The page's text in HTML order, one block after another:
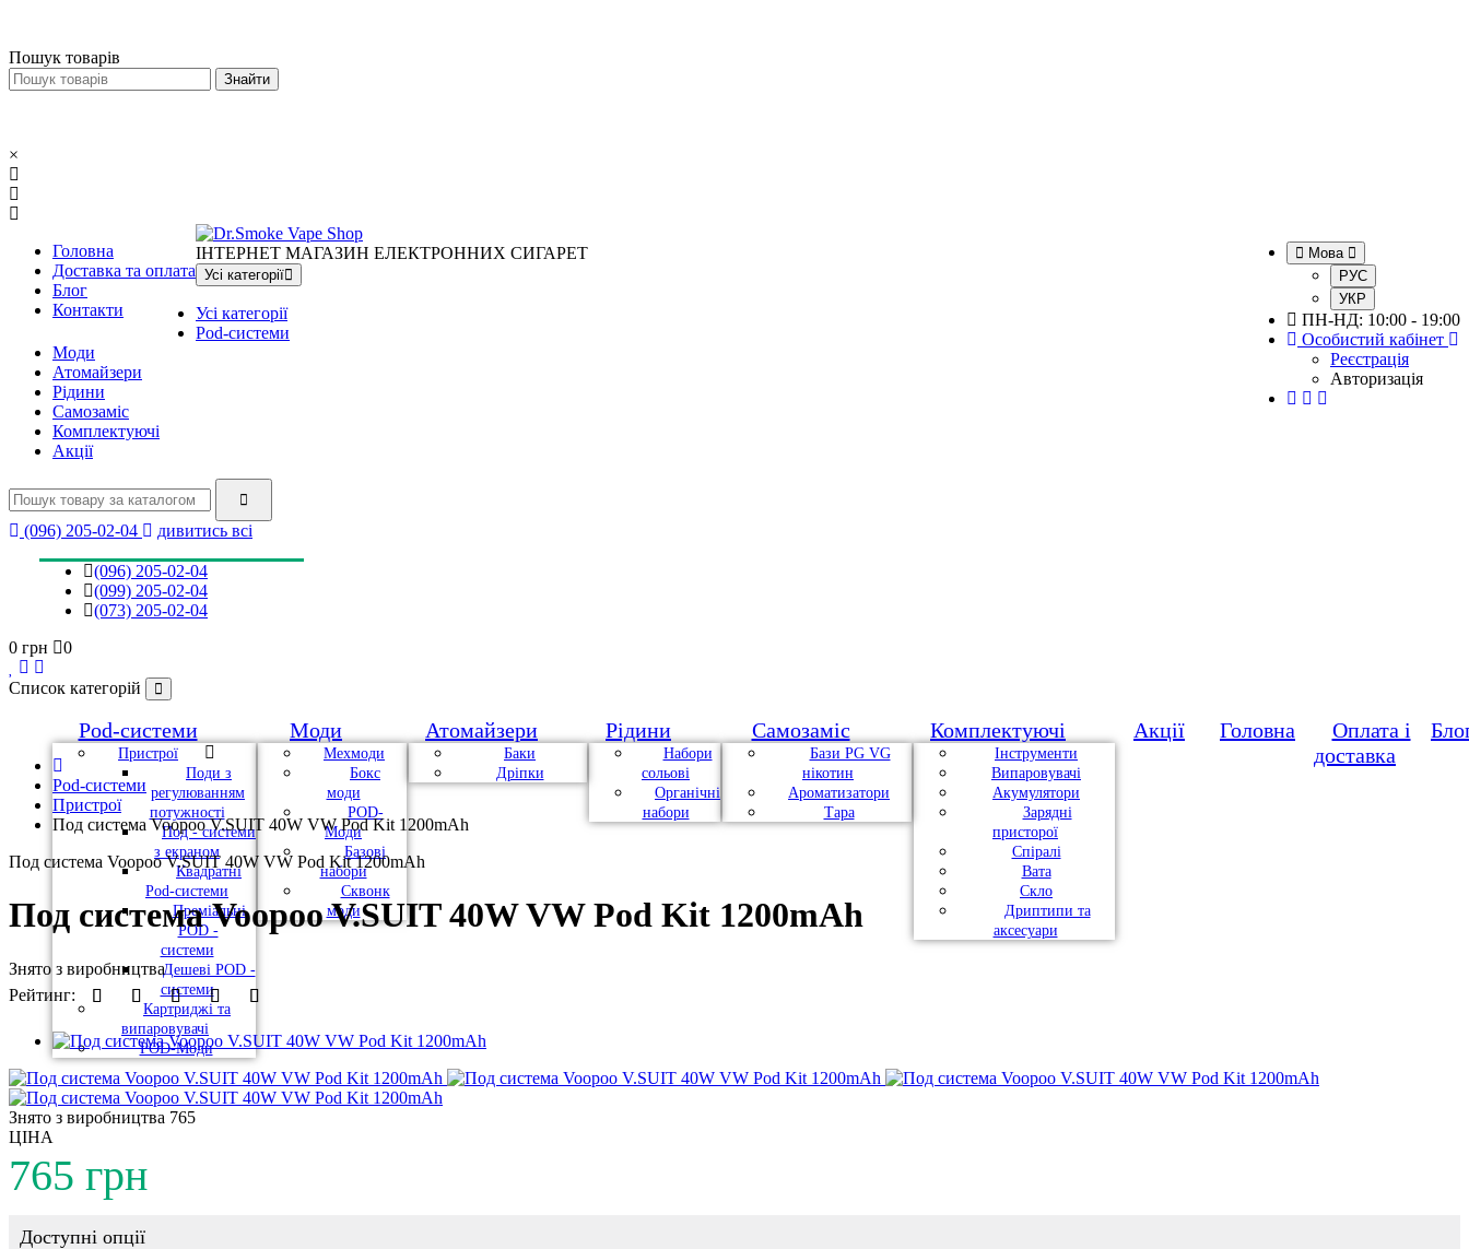
Пошук товарів
×
Головна
Доставка та оплата
Блог
Контакти
Мова
РУС
УКР
ПН-НД: 10:00 - 19:00
Особистий кабінет
Реєстрація
Авторизація
ІНТЕРНЕТ МАГАЗИН ЕЛЕКТРОННИХ СИГАРЕТ
Усі категорії
Усі категорії
Pod-системи
Моди
Атомайзери
Рідини
Самозаміс
Комплектуючі
Акції
(096) 205-02-04 дивитись всі
(096) 205-02-04
(099) 205-02-04
(073) 205-02-04
0 грн
0
Список категорій
Pod-системи
Пристрої
Поди з
регулюванням
потужності
Под - системи
з екраном
Квадратні
Pod-системи
Преміальні
POD -
системи
Дешеві POD -
системи
Картриджі та
випаровувачі
POD-Моди
Моди
Мехмоди
Бокс
моди
POD-
Моди
Базові
набори
Сквонк
моди
Атомайзери
Баки
Дріпки
Рідини
Набори
сольові
Органічні
набори
Самозаміс
Бази PG VG
нікотин
Ароматизатори
Тара
Комплектуючі
Інструменти
Випаровувачі
Акумулятори
Зарядні
присторої
Спіралі
Вата
Скло
Дриптипи та
аксесуари
Акції Головна
Оплата і
доставка
Pod-системи
Пристрої
Под система Voopoo V.SUIT 40W VW Pod Kit 1200mAh
Под система Voopoo V.SUIT 40W VW Pod Kit 1200mAh
Под система Voopoo V.SUIT 40W VW Pod Kit 1200mAh
Знято з виробництва
Рейтинг:
Знято з виробництва 765
ЦІНА
765 грн
Доступні опції